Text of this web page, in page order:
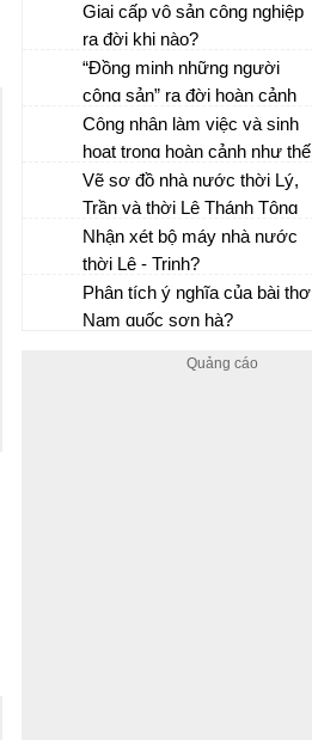
Giai cấp vô sản công nghiệp
ra đời khi nào?
“Đồng minh những người
cộng sản” ra đời hoàn cảnh
nào? Mục đích của tổ chức
này là gì?
Công nhân làm việc và sinh
hoạt trong hoàn cảnh như thế
nào?
Vẽ sơ đồ nhà nước thời Lý,
Trần và thời Lê Thánh Tông
qua đó đánh giá cuộc cải cách
hành chính của Lê Thánh
Tông?
Nhận xét bộ máy nhà nước
thời Lê - Trịnh?
Phân tích ý nghĩa của bài thơ
Nam quốc sơn hà?